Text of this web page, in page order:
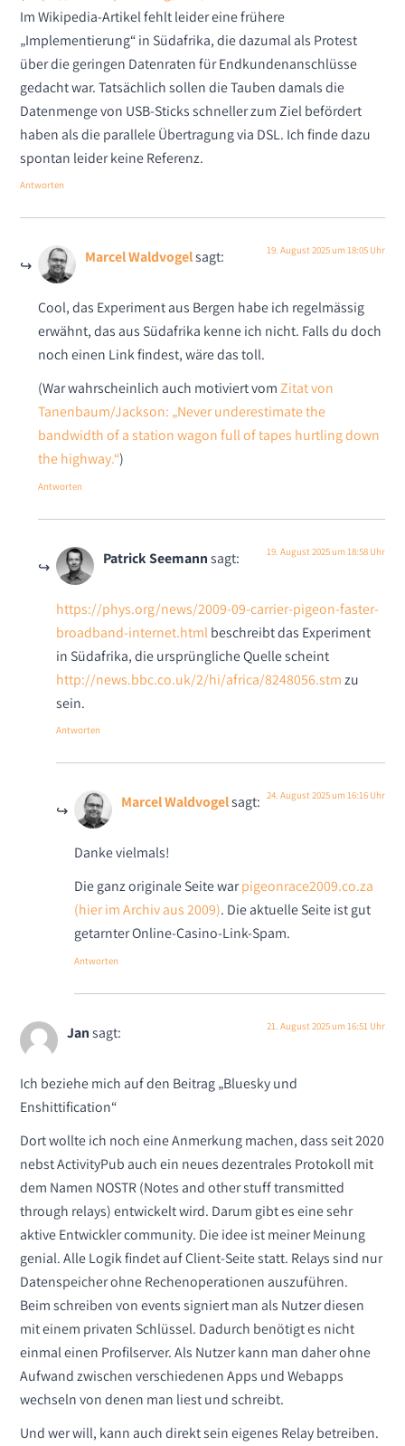
Im Wikipedia-Artikel fehlt leider eine frühere
„Implementierung“ in Südafrika, die dazumal als Protest
über die geringen Datenraten für Endkundenanschlüsse
gedacht war. Tatsächlich sollen die Tauben damals die
Datenmenge von USB-Sticks schneller zum Ziel befördert
haben als die parallele Übertragung via DSL. Ich finde dazu
spontan leider keine Referenz.
Antworten
Marcel Waldvogelsagt: 19. August 2025 um 18:05 Uhr
Cool, das Experiment aus Bergen habe ich regelmässig
erwähnt, das aus Südafrika kenne ich nicht. Falls du doch
noch einen Link findest, wäre das toll.
(War wahrscheinlich auch motiviert vomZitat von
Tanenbaum/Jackson: „Never underestimate the
bandwidth of a station wagon full of tapes hurtling down
the highway.“)
Antworten
Patrick Seemann sagt: 19. August 2025 um 18:58 Uhr
https://phys.org/news/2009-09-carrier-pigeon-faster-
broadband-internet.htmlbeschreibt das Experiment
in Südafrika, die ursprüngliche Quelle scheint
http://news.bbc.co.uk/2/hi/africa/8248056.stmzu
sein.
Antworten
Marcel Waldvogelsagt: 24. August 2025 um 16:16 Uhr
Danke vielmals!
Die ganz originale Seite warpigeonrace2009.co.za
(hier im Archiv aus 2009). Die aktuelle Seite ist gut
getarnter Online-Casino-Link-Spam.
Antworten
Jan sagt: 21. August 2025 um 16:51 Uhr
Ich beziehe mich auf den Beitrag „Bluesky und
Enshittification“
Dort wollte ich noch eine Anmerkung machen, dass seit 2020
nebst ActivityPub auch ein neues dezentrales Protokoll mit
dem Namen NOSTR (Notes and other stuff transmitted
through relays) entwickelt wird. Darum gibt es eine sehr
aktive Entwickler community. Die idee ist meiner Meinung
genial. Alle Logik findet auf Client-Seite statt. Relays sind nur
Datenspeicher ohne Rechenoperationen auszuführen.
Beim schreiben von events signiert man als Nutzer diesen
mit einem privaten Schlüssel. Dadurch benötigt es nicht
einmal einen Profilserver. Als Nutzer kann man daher ohne
Aufwand zwischen verschiedenen Apps und Webapps
wechseln von denen man liest und schreibt.
Und wer will, kann auch direkt sein eigenes Relay betreiben.